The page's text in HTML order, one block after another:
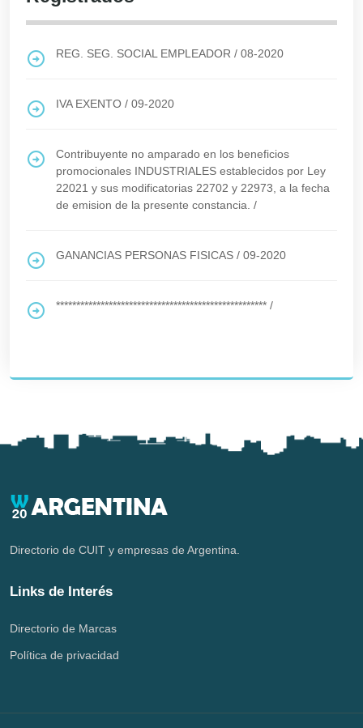
REG. SEG. SOCIAL EMPLEADOR / 08-2020
IVA EXENTO / 09-2020
Contribuyente no amparado en los beneficios
promocionales INDUSTRIALES establecidos por Ley
22021 y sus modificatorias 22702 y 22973, a la fecha
de emision de la presente constancia. /
GANANCIAS PERSONAS FISICAS / 09-2020
**************************************************** /
Directorio de CUIT y empresas de Argentina.
Links de Interés
Directorio de Marcas
Política de privacidad